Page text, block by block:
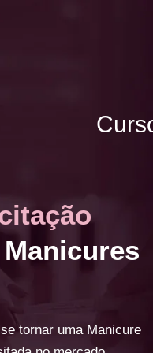
tornar uma Manicure